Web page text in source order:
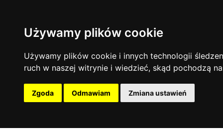
Używamy plików cookie
Używamy plików cookie i innych technologii
ruch w naszej witrynie i wiedzieć, skąd pochodzą
Zgoda Odmawiam Zmiana ustawień